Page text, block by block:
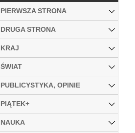
PIERWSZA STRONA
DRUGA STRONA
KRAJ
ŚWIAT
PUBLICYSTYKA, OPINIE
PIĄTEK+
NAUKA